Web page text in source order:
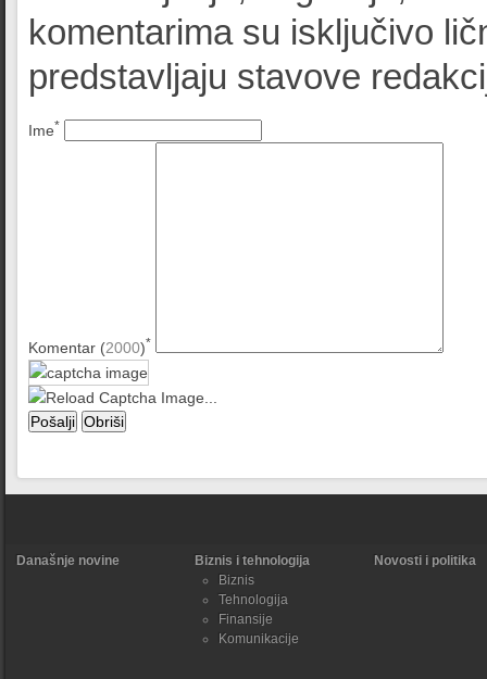
komentarima su isključivo
predstavljaju stavove
Ime*
Komentar (2000)*
Današnje novine
Biznis i tehnologija
Biznis
Tehnologija
Finansije
Komunikacije
Novosti i politika